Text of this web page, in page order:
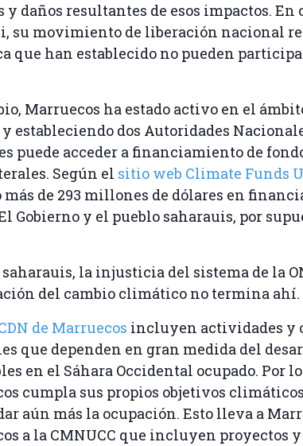
y daños resultantes de esos impactos.
su movimiento de liberación nacional
que han establecido no pueden
Marruecos ha estado activo en el
y estableciendo dos Autoridades
puede acceder a financiamiento de
Según el sitio web Climate Funds
de 293 millones de dólares en
Gobierno y el pueblo saharauis, por
saharauis, la injusticia del sistema de la
del cambio climático no termina ahí.
de Marruecos incluyen actividades y
que dependen en gran medida del
en el Sáhara Occidental ocupado. Por
cumpla sus propios objetivos
aún más la ocupación. Esto lleva a
a la CMNUCC que incluyen proyectos